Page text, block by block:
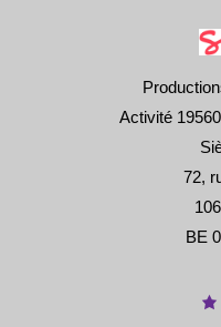
Activité
72,
BE